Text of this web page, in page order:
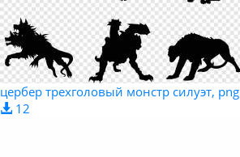
цербер трехголовый монстр силуэт, png
12